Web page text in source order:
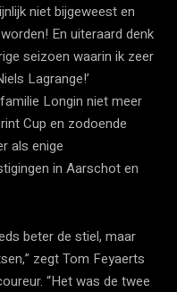
niet bijgeweest en
En uiteraard denk
seizoen waarin ik zeer
Lagrange!’
Longin niet meer
Cup en zodoende
als enige
in Aarschot en
beter de stiel, maar
zegt Tom Feyaerts
“Het was de twee